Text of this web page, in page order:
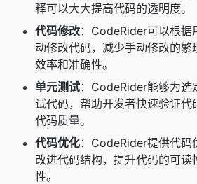
释可以大大提高代码的透明度。
代码修改：CodeRider可以根据
动修改代码，减少手动修改的繁
效率和准确性。
单元测试：CodeRider能够为选
试代码，帮助开发者快速验证代
代码质量。
代码优化：CodeRider提供代码
改进代码结构，提升代码的可读
性。